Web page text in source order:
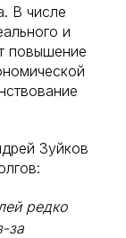
В числе
и
повышение
Зуйков
редко
за